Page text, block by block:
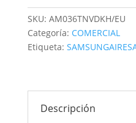
Btu/h
**No
Incluye
Control
SKU: AM036TNVDKH/EU
Categoría: COMERCIAL
Etiqueta:
Descripción